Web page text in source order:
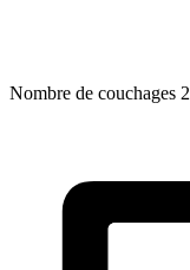
Nombre de couchages 2